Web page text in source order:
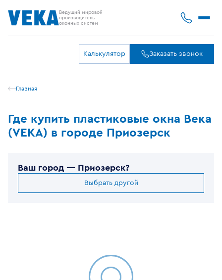
Ведущий мировой
производитель
оконных систем
Калькулятор Заказать звонок
Главная
Где купить пластиковые окна Века
(VEKA) в городе Приозерск
Ваш город — Приозерск?
Выбрать другой